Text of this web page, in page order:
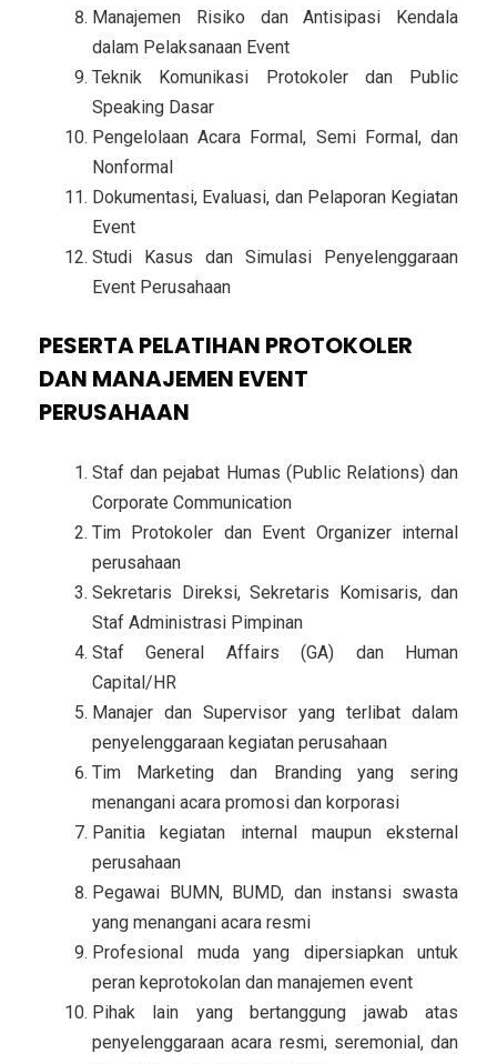
Manajemen Risiko dan Antisipasi Kendala
dalam Pelaksanaan Event
Teknik Komunikasi Protokoler dan Public
Speaking Dasar
Pengelolaan Acara Formal, Semi Formal, dan
Nonformal
Dokumentasi, Evaluasi, dan Pelaporan Kegiatan
Event
Studi Kasus dan Simulasi Penyelenggaraan
Event Perusahaan
PESERTA PELATIHAN PROTOKOLER
DAN MANAJEMEN EVENT
PERUSAHAAN
Staf dan pejabat Humas (Public Relations) dan
Corporate Communication
Tim Protokoler dan Event Organizer internal
perusahaan
Sekretaris Direksi, Sekretaris Komisaris, dan
Staf Administrasi Pimpinan
Staf General Affairs (GA) dan Human
Capital/HR
Manajer dan Supervisor yang terlibat dalam
penyelenggaraan kegiatan perusahaan
Tim Marketing dan Branding yang sering
menangani acara promosi dan korporasi
Panitia kegiatan internal maupun eksternal
perusahaan
Pegawai BUMN, BUMD, dan instansi swasta
yang menangani acara resmi
Profesional muda yang dipersiapkan untuk
peran keprotokolan dan manajemen event
Pihak lain yang bertanggung jawab atas
penyelenggaraan acara resmi, seremonial, dan